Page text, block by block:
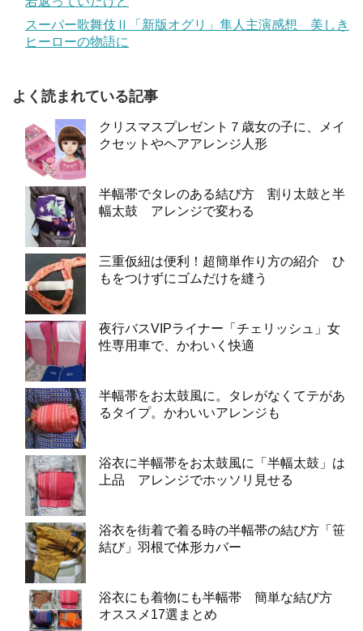
スーパー歌舞伎Ⅱ「新版オグリ」隼人主演感想 美しき
ヒーローの物語に
よく読まれている記事
クリスマスプレゼント７歳女の子に、メイ
クセットやヘアアレンジ人形
半幅帯でタレのある結び方 割り太鼓と半
幅太鼓 アレンジで変わる
三重仮紐は便利！超簡単作り方の紹介 ひ
もをつけずにゴムだけを縫う
夜行バスVIPライナー「チェリッシュ」女
性専用車で、かわいく快適
半幅帯をお太鼓風に。タレがなくてテがあ
るタイプ。かわいいアレンジも
浴衣に半幅帯をお太鼓風に「半幅太鼓」は
上品 アレンジでホッソリ見せる
浴衣を街着で着る時の半幅帯の結び方「笹
結び」羽根で体形カバー
浴衣にも着物にも半幅帯 簡単な結び方
オススメ17選まとめ